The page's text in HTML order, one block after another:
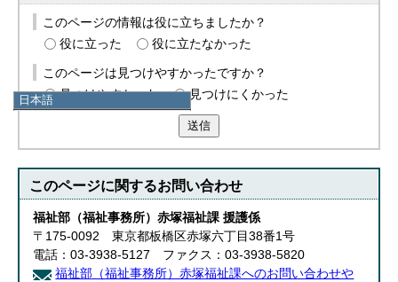
日本語
한국어
简体中文
繁體中文
このページの情報は役に立ちましたか？
役に立った
役に立たなかった
このページは見つけやすかったですか？
見つけやすかった
見つけにくかった
送信
このページに関するお問い合わせ
福祉部（福祉事務所）赤塚福祉課 援護係
〒175-0092 東京都板橋区赤塚六丁目38番1号
電話：03-3938-5127 ファクス：03-3938-5820
福祉部（福祉事務所）赤塚福祉課へのお問い合わせや